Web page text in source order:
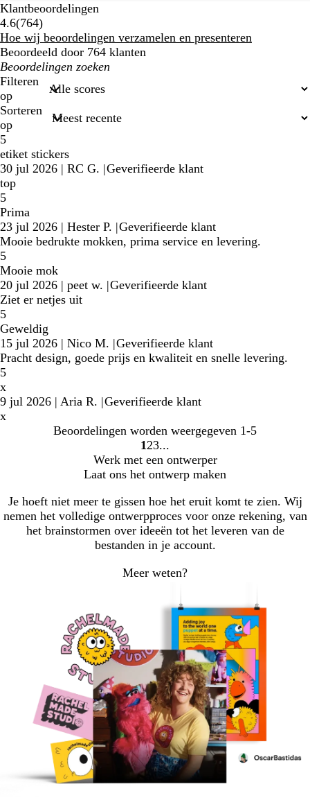
Klantbeoordelingen
4.6(764764
klantbeoordelingen
)
Hoe wij beoordelingen verzamelen en presenteren
Beoordeeld door 764 klanten
Mijn
zoekopdrachten
Filteren
op
Sorteren
op
5
etiket stickers
30 jul 2026 | RC G. |Geverifieerde klant
top
5
Prima
23 jul 2026 | Hester P. |Geverifieerde klant
Mooie bedrukte mokken, prima service en levering.
5
Mooie mok
20 jul 2026 | peet w. |Geverifieerde klant
Ziet er netjes uit
5
Geweldig
15 jul 2026 | Nico M. |Geverifieerde klant
Pracht design, goede prijs en kwaliteit en snelle levering.
5
x
9 jul 2026 | Aria R. |Geverifieerde klant
x
Beoordelingen worden weergegeven 1-5
Naar
pagina
1 Naar
pagina
2 Naar
pagina
3
Werk met een ontwerper
Laat ons het ontwerp maken
Je hoeft niet meer te gissen hoe het eruit komt te zien. Wij
nemen het volledige ontwerpproces voor onze rekening, van
het brainstormen over ideeën tot het leveren van de
bestanden in je account.
Meer weten?